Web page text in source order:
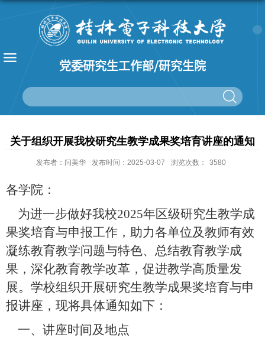
党委研究生工作部/研究生院
关于组织开展我校研究生教学成果奖培育讲座的通知
发布者：闫美华 发布时间：2025-03-07 浏览次数： 3580
各学院：
为进一步做好我校2025年区级研究生教学成
果奖培育与申报工作，助力各单位及教师有效
凝练教育教学问题与特色、总结教育教学成
果，深化教育教学改革，促进教学高质量发
展。学校组织开展研究生教学成果奖培育与申
报讲座，现将具体通知如下：
一、讲座时间及地点